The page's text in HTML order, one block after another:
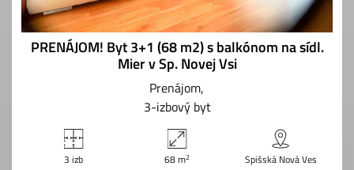
PRENÁJOM! Byt 3+1 (68 m2) s balkónom na sídl.
Mier v Sp. Novej Vsi
Prenájom
3-izbový byt
3 izb 68 m2 Spišská Nová Ves